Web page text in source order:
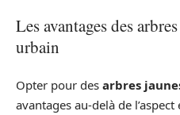
Les avantages des
urbain
Opter pour des arbres
avantages au-delà de